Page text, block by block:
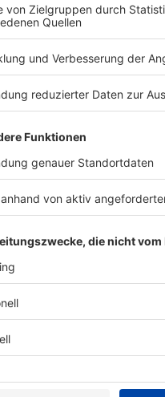
Whackness
Zepter der Whackness
ihr Best-of-Untenrum
für den
Leute“ Wenn Sauerteig Heroin ist, welcher Teig ist dann Methadon? Welcher
lebt ausgerechnet in
Eröffnung von Möbelhäusern? Hier gibt es noch mehr
überraschende Antwort. Gönnt euch! Du möchtest
23:05 / 57min
ab, während Till
sind wir mitten drin in
Methadon? Welcher
die Eröffnung von Möbelhäusern?
euch! Du möchtest mehr über unsere
https://linktr.ee/